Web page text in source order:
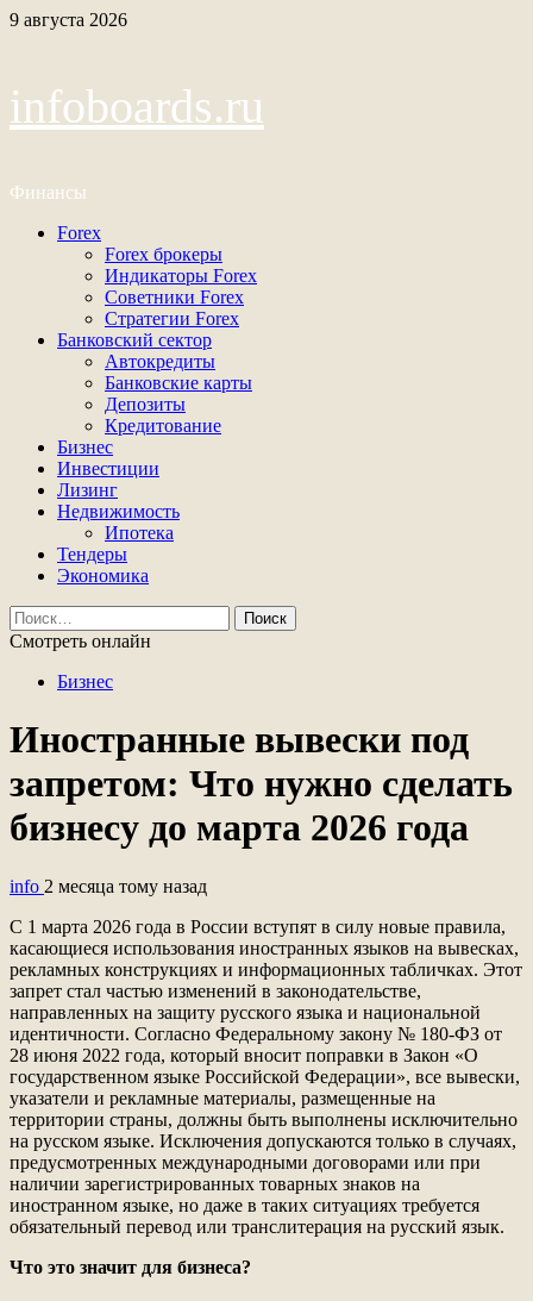
Перейти
9 августа 2026
infoboards.ru
Финансы
Основное
Forex
Forex брокеры
Индикаторы Forex
Советники Forex
Стратегии Forex
Банковский сектор
Автокредиты
Банковские карты
Депозиты
Кредитование
Бизнес
Инвестиции
Лизинг
Недвижимость
Ипотека
Тендеры
Экономика
Найти:
Смотреть онлайн
Бизнес
Иностранные вывески под
запретом: Что нужно сделать
бизнесу до марта 2026 года
info 2 месяца тому назад
С 1 марта 2026 года в России вступят в силу новые правила,
касающиеся использования иностранных языков на вывесках,
рекламных конструкциях и информационных табличках. Этот
запрет стал частью изменений в законодательстве,
направленных на защиту русского языка и национальной
идентичности. Согласно Федеральному закону № 180-ФЗ от
28 июня 2022 года, который вносит поправки в Закон «О
государственном языке Российской Федерации», все вывески,
указатели и рекламные материалы, размещенные на
территории страны, должны быть выполнены исключительно
на русском языке. Исключения допускаются только в случаях,
предусмотренных международными договорами или при
наличии зарегистрированных товарных знаков на
иностранном языке, но даже в таких ситуациях требуется
обязательный перевод или транслитерация на русский язык.
Что это значит для бизнеса?